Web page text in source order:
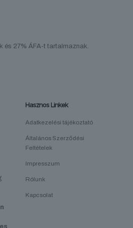
és 27% ÁFA-t tartalmaznak.
Hasznos Linkek
Adatkezelési tájékoztató
Általános Szerződési
Feltételek
Impresszum
Rólunk
Kapcsolat